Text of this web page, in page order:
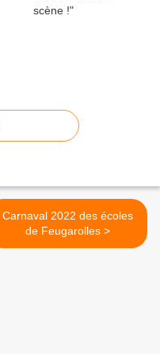
Carnaval 2022 des écoles
de Feugarolles >